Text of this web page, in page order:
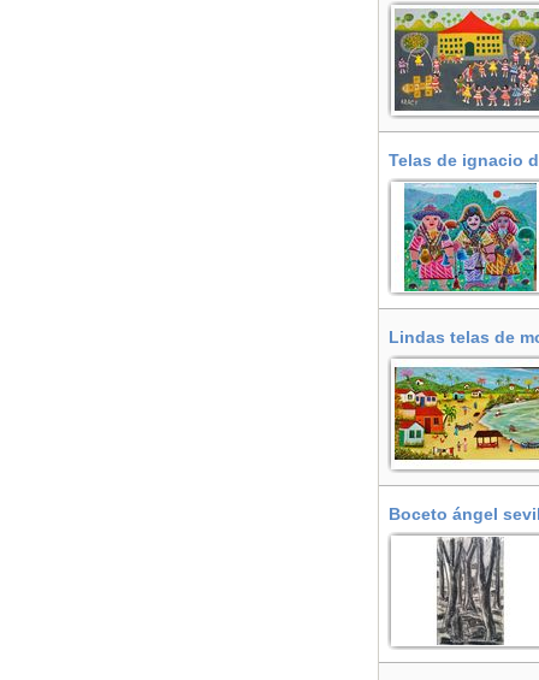
Telas de ignacio
Lindas telas de
Boceto ángel